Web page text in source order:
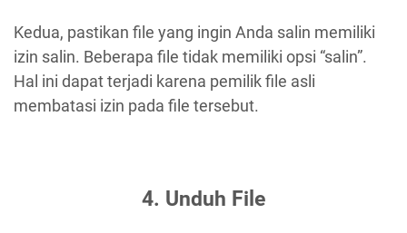
Kedua, pastikan file yang ingin Anda salin memiliki
izin salin. Beberapa file tidak memiliki opsi “salin”.
Hal ini dapat terjadi karena pemilik file asli
membatasi izin pada file tersebut.
4. Unduh File